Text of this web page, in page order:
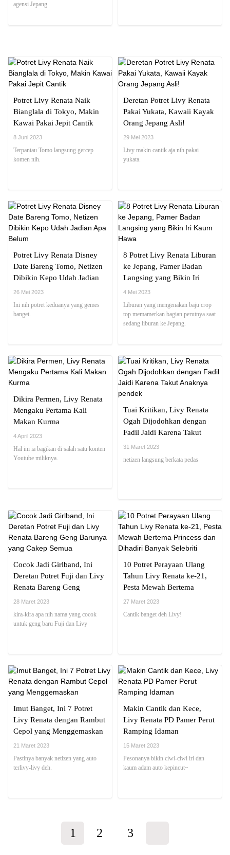
agensi Jepang
Potret Livy Renata Naik
Bianglala di Tokyo, Makin
Kawai Pakai Jepit Cantik
8 Juni 2023
Terpantau Tomo langsung gercep
komen nih.
Deretan Potret Livy Renata
Pakai Yukata, Kawaii Kayak
Orang Jepang Asli!
29 Mei 2023
Livy makin cantik aja nih pakai
yukata.
Potret Livy Renata Disney
Date Bareng Tomo, Netizen
Dibikin Kepo Udah Jadian
Apa Belum
26 Mei 2023
Ini nih potret keduanya yang gemes
banget.
8 Potret Livy Renata Liburan
ke Jepang, Pamer Badan
Langsing yang Bikin Iri
Kaum Hawa
4 Mei 2023
Liburan yang mengenakan baju crop
top memamerkan bagian perutnya saat
sedang liburan ke Jepang.
Dikira Permen, Livy Renata
Mengaku Pertama Kali
Makan Kurma
4 April 2023
Hal ini ia bagikan di salah satu konten
Youtube miliknya.
Tuai Kritikan, Livy Renata
Ogah Dijodohkan dengan
Fadil Jaidi Karena Takut
Anaknya pendek
31 Maret 2023
netizen langsung berkata pedas
Cocok Jadi Girlband, Ini
Deretan Potret Fuji dan Livy
Renata Bareng Geng
Barunya yang Cakep Semua
28 Maret 2023
kira-kira apa nih nama yang cocok
untuk geng baru Fuji dan Livy
10 Potret Perayaan Ulang
Tahun Livy Renata ke-21,
Pesta Mewah Bertema
Princess dan Dihadiri
27 Maret 2023
Cantik banget deh Livy!
Imut Banget, Ini 7 Potret
Livy Renata dengan Rambut
Cepol yang Menggemaskan
21 Maret 2023
Pastinya banyak netizen yang auto
terlivy-livy deh.
Makin Cantik dan Kece,
Livy Renata PD Pamer Perut
Ramping Idaman
15 Maret 2023
Pesonanya bikin ciwi-ciwi iri dan
kaum adam auto kepincut~
1 2 3